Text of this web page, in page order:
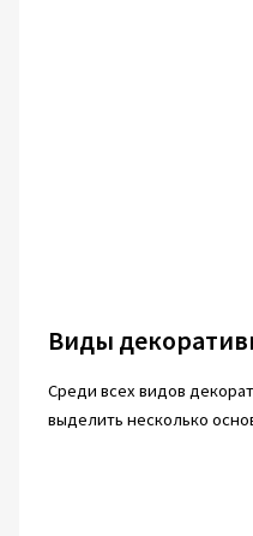
Виды
Среди всех видов
выделить несколько